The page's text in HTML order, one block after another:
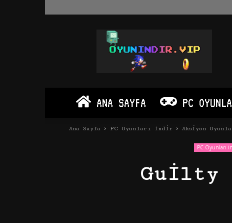
Oyun
İndir
PC
Android
ANA SAYFA PC
Ana Sayfa PC Oyunları İndir Aksiyon
PC Oyunları
Guilty